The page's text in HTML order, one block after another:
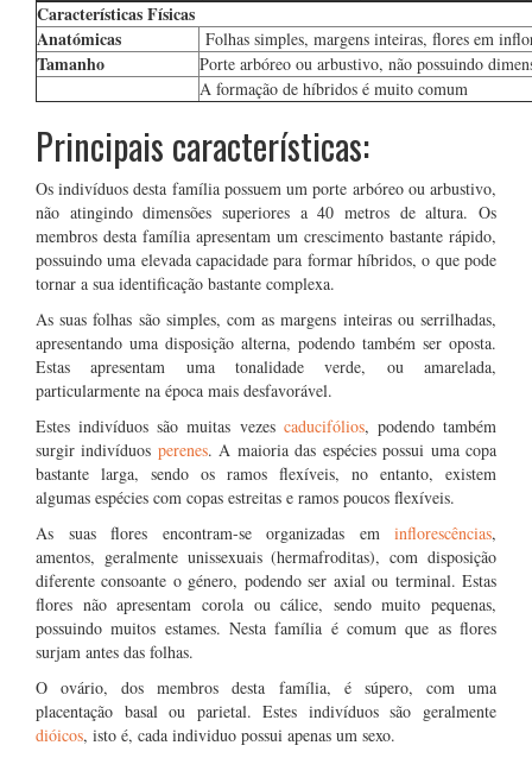
Características Físicas
Anatómicas
Folhas simples, margens inteiras, flores em
Tamanho
Porte arbóreo ou arbustivo, não possuindo
A formação de híbridos é muito comum
Principais características:
Os indivíduos desta família possuem um porte arbóreo ou arbustivo,
não atingindo dimensões superiores a 40 metros de altura. Os
membros desta família apresentam um crescimento bastante rápido,
possuindo uma elevada capacidade para formar híbridos, o que pode
tornar a sua identificação bastante complexa.
As suas folhas são simples, com as margens inteiras ou serrilhadas,
apresentando uma disposição alterna, podendo também ser oposta.
Estas apresentam uma tonalidade verde, ou amarelada,
particularmente na época mais desfavorável.
Estes indivíduos são muitas vezes caducifólios, podendo também
surgir indivíduos perenes. A maioria das espécies possui uma copa
bastante larga, sendo os ramos flexíveis, no entanto, existem
algumas espécies com copas estreitas e ramos poucos flexíveis.
As suas flores encontram-se organizadas em inflorescências,
amentos, geralmente unissexuais (hermafroditas), com disposição
diferente consoante o género, podendo ser axial ou terminal. Estas
flores não apresentam corola ou cálice, sendo muito pequenas,
possuindo muitos estames. Nesta família é comum que as flores
surjam antes das folhas.
O ovário, dos membros desta família, é súpero, com uma
placentação basal ou parietal. Estes indivíduos são geralmente
dióicos, isto é, cada individuo possui apenas um sexo.